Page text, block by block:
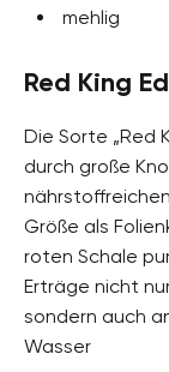
mehlig
Red King
Die Sorte „Red
durch große
Größe als
roten Schale
Erträge nicht
sondern auch
Wasser